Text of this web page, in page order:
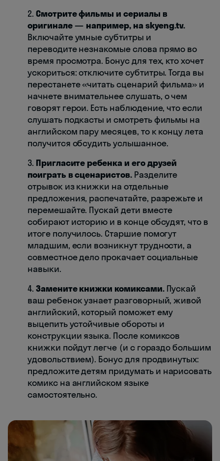
2. Смотрите фильмы и сериалы в
оригинале — например, на skyeng.tv.
Включайте умные субтитры и
переводите незнакомые слова прямо во
время просмотра. Бонус для тех, кто хочет
ускориться: отключите субтитры. Тогда вы
перестанете «читать сценарий фильма» и
начнете внимательнее слушать, о чем
говорят герои. Есть наблюдение, что если
слушать подкасты и смотреть фильмы на
английском пару месяцев, то к концу лета
получится обсудить услышанное.
3. Пригласите ребенка и его друзей
поиграть в сценаристов.Разделите
отрывок из книжки на отдельные
предложения, распечатайте, разрежьте и
перемешайте. Пускай дети вместе
собирают историю и в конце обсудят, что в
итоге получилось. Старшие помогут
младшим, если возникнут трудности, а
совместное дело прокачает социальные
навыки.
4. Замените книжки комиксами.Пускай
ваш ребенок узнает разговорный, живой
английский, который поможет ему
выцепить устойчивые обороты и
конструкции языка. После комиксов
книжки пойдут легче ( и с гораздо большим
удовольствием). Бонус для продвинутых:
предложите детям придумать и нарисовать
комикс на английском языке
самостоятельно.